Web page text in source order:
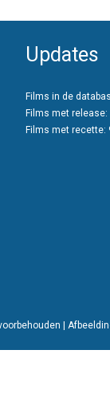
Updates
Films in de
Films met release:
Films met recette:
|